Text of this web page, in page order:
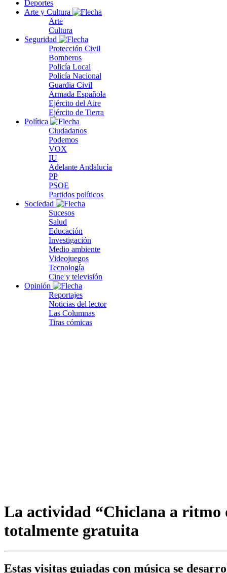
Deportes
Arte y Cultura
Arte
Cultura
Seguridad
Protección Civil
Bomberos
Policía Local
Policía Nacional
Guardia Civil
Armada Española
Ejército del Aire
Ejército de Tierra
Política
Ciudadanos
Podemos
VOX
IU
Adelante Andalucía
PP
PSOE
Partidos políticos
Sociedad
Sucesos
Salud
Educación
Investigación
Medio ambiente
Videojuegos
Tecnología
Cine y televisión
Opinión
Reportajes
Noticias del lector
Las Columnas
Tiras cómicas
La actividad “Chiclana a ritmo
totalmente gratuita
Estas visitas guiadas con música se